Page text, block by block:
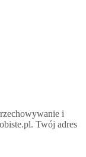
i
Twój adres